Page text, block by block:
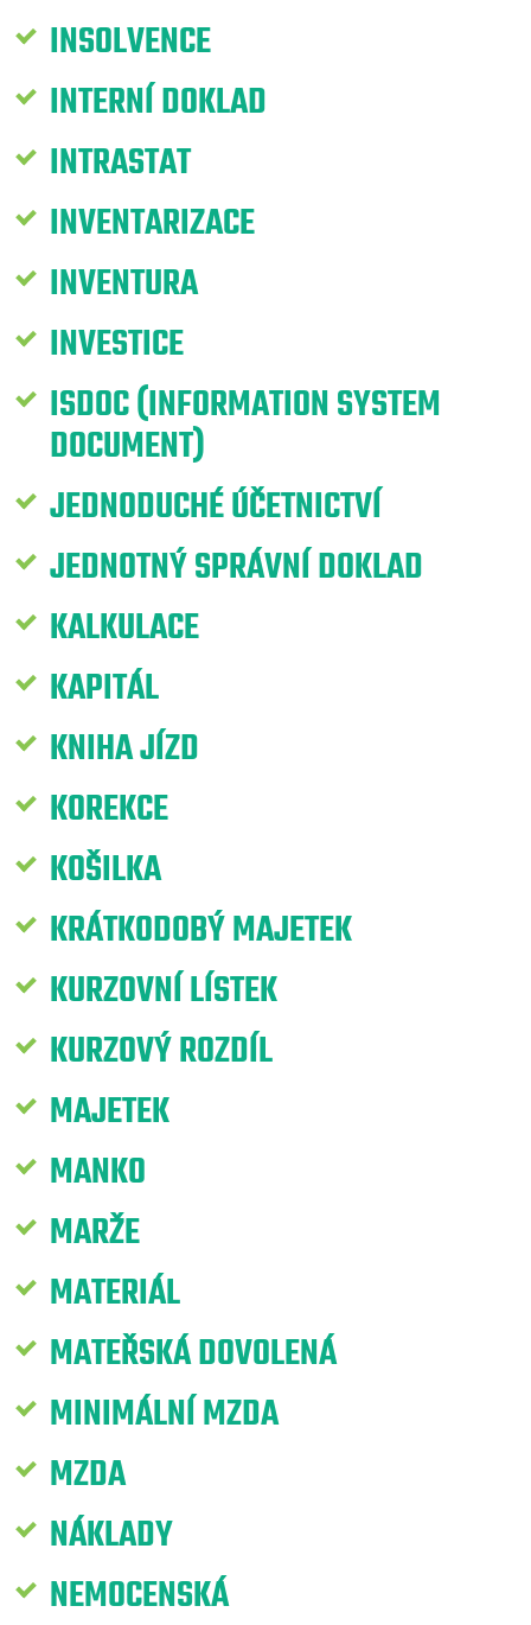
INSOLVENCE
INTERNÍ DOKLAD
INTRASTAT
INVENTARIZACE
INVENTURA
INVESTICE
ISDOC (INFORMATION SYSTEM
DOCUMENT)
JEDNODUCHÉ ÚČETNICTVÍ
JEDNOTNÝ SPRÁVNÍ DOKLAD
KALKULACE
KAPITÁL
KNIHA JÍZD
KOREKCE
KOŠILKA
KRÁTKODOBÝ MAJETEK
KURZOVNÍ LÍSTEK
KURZOVÝ ROZDÍL
MAJETEK
MANKO
MARŽE
MATERIÁL
MATEŘSKÁ DOVOLENÁ
MINIMÁLNÍ MZDA
MZDA
NÁKLADY
NEMOCENSKÁ